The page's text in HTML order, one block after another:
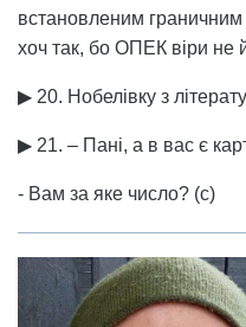
встановленим
хоч так, бо ОПЕК віри не
▶ 20. Нобелівку з
▶ 21. – Пані, а в вас є
- Вам за яке число? (с)